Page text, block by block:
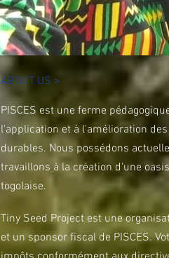
ABOUT US >
PISCES est une ferme
l'application et à l'amélioration
durables. Nous possédons
travaillons à la création d'une
togolaise.
Tiny Seed Project est une
et un sponsor fiscal de PISCES.